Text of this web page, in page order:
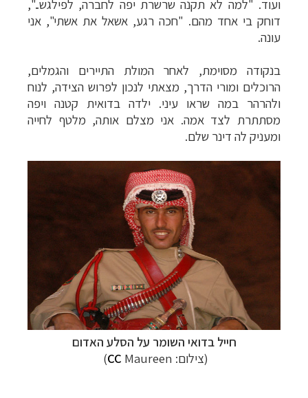
ועוד. "למה לא תקנה שרשרת יפה לחברה, לפילגש..",
דוחק בי אחד מהם. "חכה רגע, אשאל את אשתי", אני
עונה.
בנקודה מסוימת, לאחר המולת התיירים והגמלים,
הרוכלים ומורי הדרך, מצאתי לנכון לפרוש הצידה, לנוח
ולהרהר במה שראו עיני. ילדה בדואית קטנה ויפה
מסתתרת לצד אמה. אני מצלם אותה, מלטף לחייה
ומעניק לה דינר שלם.
חייל בדואי השומר על הסלע האדום
(צילום:
CC Maureen)